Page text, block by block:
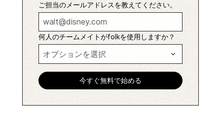
ご担当のメールアドレスを教えてください。
何人のチームメイトがfolkを使用しますか？